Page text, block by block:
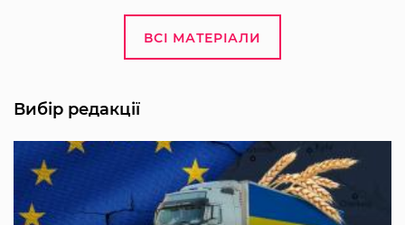
ВСІ МАТЕРІАЛИ
Вибір редакції